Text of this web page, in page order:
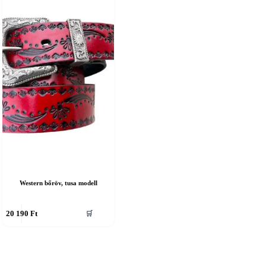
Western bőröv, tusa modell
20 190 Ft 🛒